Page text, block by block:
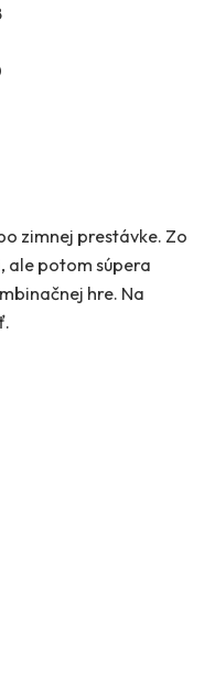
zimnej prestávke. Zo
ale potom súpera
hre. Na